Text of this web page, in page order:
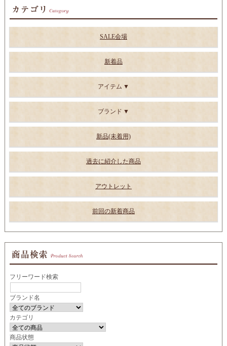
SALE会場
新着品
アイテム
ブランド
新品(未着用)
過去に紹介した商品
アウトレット
前回の新着商品
フリーワード検索
ブランド名
カテゴリ
商品状態